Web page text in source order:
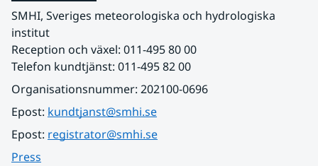
SMHI, Sveriges meteorologiska och hydrologiska
institut
Reception och växel: 011-495 80 00
Telefon kundtjänst: 011-495 82 00
Organisationsnummer: 202100-0696
Epost: kundtjanst@smhi.se
Epost: registrator@smhi.se
Press